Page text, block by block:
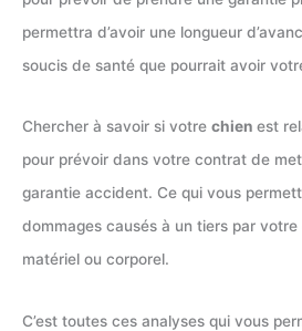
permettra d’avoir une longueur
soucis de santé que pourrait avoir
Chercher à savoir si votre chien est
pour prévoir dans votre contrat de
garantie accident. Ce qui vous
dommages causés à un tiers par
matériel ou corporel.
C’est toutes ces analyses qui vous